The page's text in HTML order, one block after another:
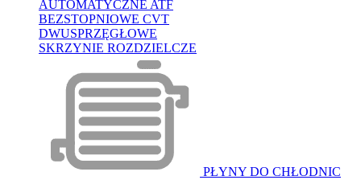
AUTOMATYCZNE ATF
BEZSTOPNIOWE CVT
DWUSPRZĘGŁOWE
SKRZYNIE ROZDZIELCZE
PŁYNY DO CHŁODNIC